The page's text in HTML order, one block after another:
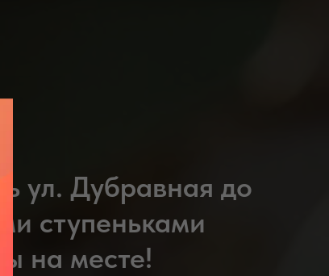
ул. Дубравная до
ступеньками
на месте!